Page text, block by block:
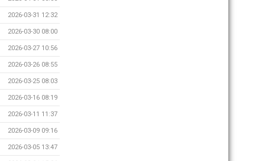
2026-03-31 12:32
2026-03-30 08:00
2026-03-27 10:56
2026-03-26 08:55
2026-03-25 08:03
2026-03-16 08:19
2026-03-11 11:37
2026-03-09 09:16
2026-03-05 13:47